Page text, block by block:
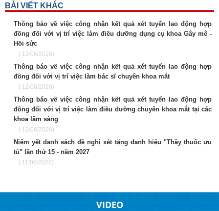
BÀI VIẾT KHÁC
Thông báo về việc công nhận kết quả xét tuyển lao động hợp
đồng đối với vị trí việc làm điều dưỡng dụng cụ khoa Gây mê -
Hồi sức
( 12/06/2026)
Thông báo về việc công nhận kết quả xét tuyển lao động hợp
đồng đối với vị trí việc làm bác sĩ chuyên khoa mắt
( 12/06/2026)
Thông báo về việc công nhận kết quả xét tuyển lao động hợp
đồng đối với vị trí việc làm điều dưỡng chuyên khoa mắt tại các
khoa lâm sàng
( 12/06/2026)
Niêm yết danh sách đề nghị xét tặng danh hiệu "Thầy thuốc ưu
tú" lần thứ 15 - năm 2027
( 11/06/2026)
VIDEO